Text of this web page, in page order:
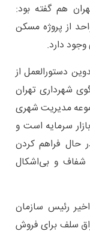
هم گفته بود:
توافق با بورس احتمال عرضه ۲۰۰واحد از پروژه مسکن
دستورالعمل از
شهرداری تهران
مدیریت شهری
سرمایه است و
حال فراهم کردن
شفاف و بی‌اشکال
رئیس سازمان
سلف برای فروش